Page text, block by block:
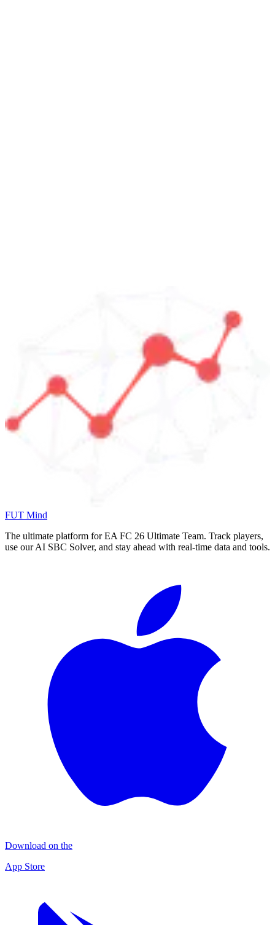
FUT Mind
The ultimate platform for EA FC 26 Ultimate Team. Track players,
use our AI SBC Solver, and stay ahead with real-time data and tools.
Download on the
App Store